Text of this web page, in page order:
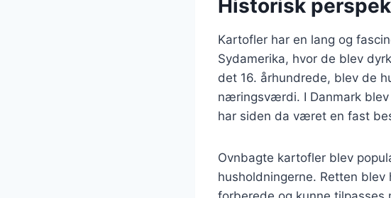
Historisk
Kartofler har en lang og
Sydamerika, hvor de blev
det 16. århundrede, blev de
næringsværdi. I Danmark
har siden da været en fast
Ovnbagte kartofler blev
husholdningerne. Retten